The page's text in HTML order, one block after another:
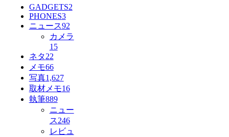
GADGETS2
PHONES3
ニュース92
カメラ
15
ネタ22
メモ66
写真1,627
取材メモ16
執筆889
ニュー
ス246
レビュ